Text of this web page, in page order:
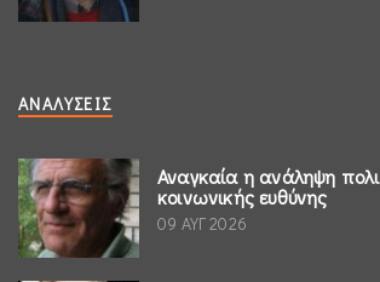
ΑΝΑΛΎΣΕΙΣ
Αναγκαία η ανάληψη
κοινωνικής ευθύνης
09 ΑΥΓ 2026